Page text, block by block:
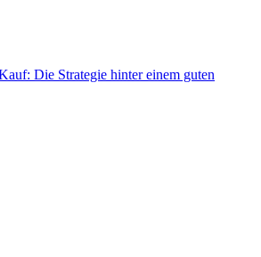
Die Strategie hinter einem guten